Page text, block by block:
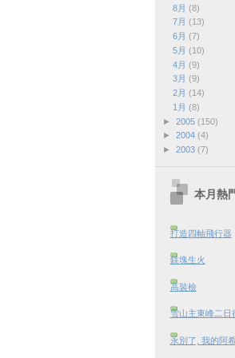
8月 (8)
7月 (13)
6月 (7)
5月 (10)
4月 (9)
3月 (9)
2月 (14)
1月 (8)
► 2005 (150)
► 2004 (4)
► 2003 (7)
本月熱
打造四軸飛行器
鎂塊生火
高裝檢
雪山主東峰二日
永別了, 我的阿